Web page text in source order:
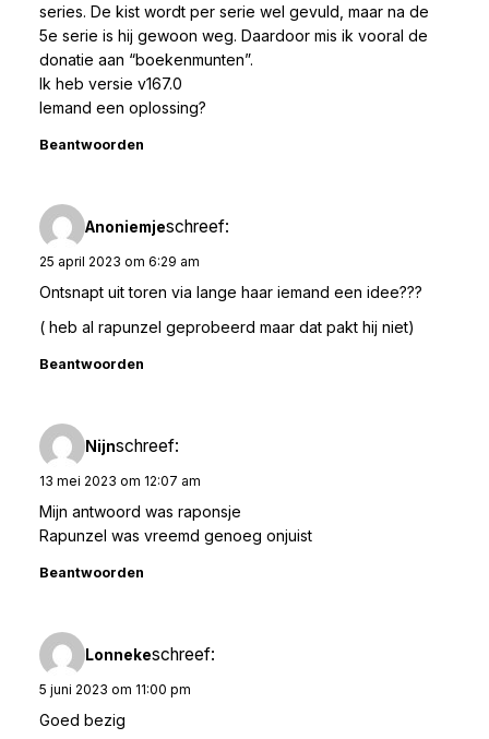
series. De kist wordt per serie wel gevuld, maar na de
5e serie is hij gewoon weg. Daardoor mis ik vooral de
donatie aan “boekenmunten”.
Ik heb versie v167.0
Iemand een oplossing?
Beantwoorden
Anoniemjeschreef:
25 april 2023 om 6:29 am
Ontsnapt uit toren via lange haar iemand een idee???
( heb al rapunzel geprobeerd maar dat pakt hij niet)
Beantwoorden
Nijnschreef:
13 mei 2023 om 12:07 am
Mijn antwoord was raponsje
Rapunzel was vreemd genoeg onjuist
Beantwoorden
Lonnekeschreef:
5 juni 2023 om 11:00 pm
Goed bezig